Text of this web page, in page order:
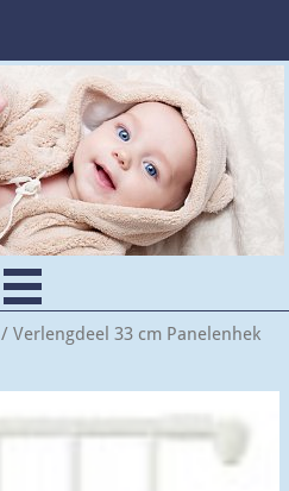
/ Verlengdeel 33 cm Panelenhek